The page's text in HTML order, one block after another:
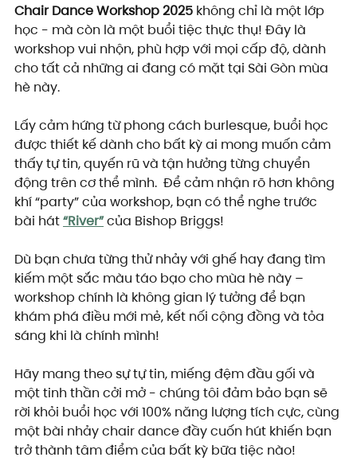
Chair Dance Workshop 2025 không chỉ là một lớp
học - mà còn là một buổi tiệc thực thụ! Đây là
workshop vui nhộn, phù hợp với mọi cấp độ, dành
cho tất cả những ai đang có mặt tại Sài Gòn mùa
hè này.
Lấy cảm hứng từ phong cách burlesque, buổi học
được thiết kế dành cho bất kỳ ai mong muốn cảm
thấy tự tin, quyến rũ và tận hưởng từng chuyển
động trên cơ thể mình.  Để cảm nhận rõ hơn không
khí “party” của workshop, bạn có thể nghe trước
bài hát “River”của Bishop Briggs!
Dù bạn chưa từng thử nhảy với ghế hay đang tìm
kiếm một sắc màu táo bạo cho mùa hè này –
workshop chính là không gian lý tưởng để bạn
khám phá điều mới mẻ, kết nối cộng đồng và tỏa
sáng khi là chính mình!
Hãy mang theo sự tự tin, miếng đệm đầu gối và
một tinh thần cởi mở - chúng tôi đảm bảo bạn sẽ
rời khỏi buổi học với 100% năng lượng tích cực, cùng
một bài nhảy chair dance đầy cuốn hút khiến bạn
trở thành tâm điểm của bất kỳ bữa tiệc nào!